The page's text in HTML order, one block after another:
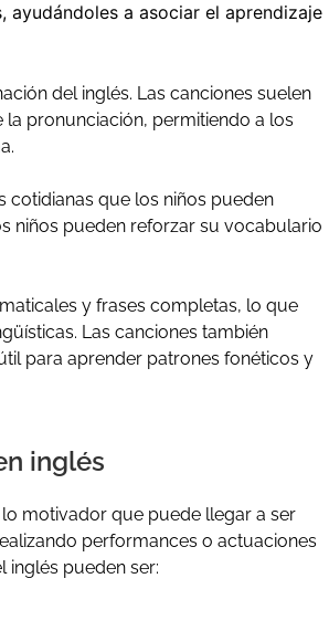
ayudándoles a asociar el aprendizaje
del inglés. Las canciones suelen
pronunciación, permitiendo a los
cotidianas que los niños pueden
niños pueden reforzar su vocabulario
y frases completas, lo que
Las canciones también
para aprender patrones fonéticos y
inglés
motivador que puede llegar a ser
performances o actuaciones
inglés pueden ser: